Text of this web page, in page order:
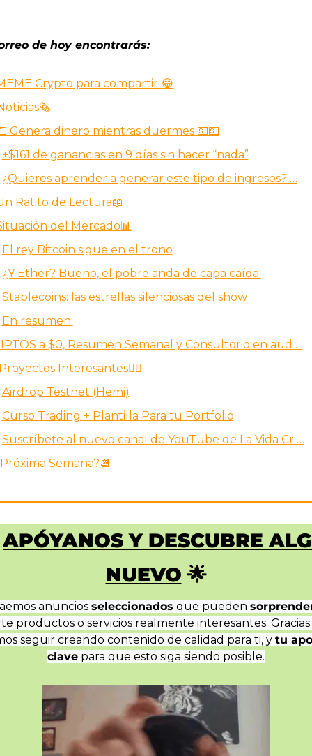
de hoy encontrarás:
Crypto para compartir 😂
Genera dinero mientras duermes 💵💵
+$161 de ganancias en 9 días sin hacer “nada”
¿Quieres aprender a generar este tipo de ingresos? …
Ratito de Lectura📖
del Mercado📊
El rey Bitcoin sigue en el trono
¿Y Ether? Bueno, el pobre anda de capa caída.
Stablecoins: las estrellas silenciosas del show
En resumen:
a $0, Resumen Semanal y Consultorio en aud …
Interesantes✍🏻
Airdrop Testnet (Hemi)
Curso Trading + Plantilla Para tu Portfolio
Suscríbete al nuevo canal de YouTube de La Vida Cr …
Semana?📆
APÓYANOS Y DESCUBRE
NUEVO 🌟
anuncios seleccionados que pueden
productos o servicios realmente interesantes. Gracias
seguir creando contenido de calidad para ti, y tu
clave para que esto siga siendo posible.